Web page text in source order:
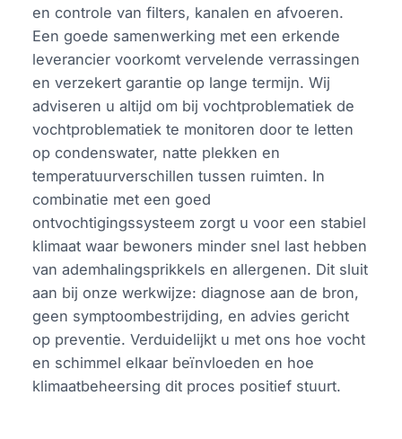
en controle van filters, kanalen en afvoeren.
Een goede samenwerking met een erkende
leverancier voorkomt vervelende verrassingen
en verzekert garantie op lange termijn. Wij
adviseren u altijd om bij vochtproblematiek de
vochtproblematiek te monitoren door te letten
op condenswater, natte plekken en
temperatuurverschillen tussen ruimten. In
combinatie met een goed
ontvochtigingssysteem zorgt u voor een stabiel
klimaat waar bewoners minder snel last hebben
van ademhalingsprikkels en allergenen. Dit sluit
aan bij onze werkwijze: diagnose aan de bron,
geen symptoombestrijding, en advies gericht
op preventie. Verduidelijkt u met ons hoe vocht
en schimmel elkaar beïnvloeden en hoe
klimaatbeheersing dit proces positief stuurt.